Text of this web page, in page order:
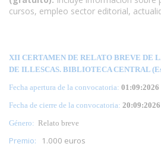
cursos, empleo sector editorial,
XII CERTAMEN DE RELATO BREVE DE
DE ILLESCAS. BIBLIOTECA CENTRAL
Fecha apertura de la convocatoria: 01:09:2026
Fecha de cierre de la convocatoria: 20:09:2026
Género: Relato breve
Premio: 1.000 euros